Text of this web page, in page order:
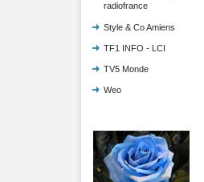
radiofrance
Style & Co Amiens
TF1 INFO - LCI
TV5 Monde
Weo